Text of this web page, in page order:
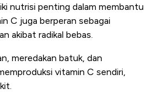
nutrisi penting dalam membantu
C juga berperan sebagai
akibat radikal bebas.
meredakan batuk, dan
vitamin C sendiri,